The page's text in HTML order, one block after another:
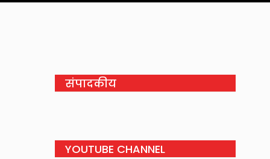
संपादकीय
YOUTUBE CHANNEL